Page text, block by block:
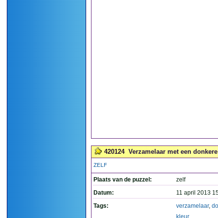
420124 Verzamelaar met een
ZELF
Plaats van de puzzel:
zelf
Datum:
11 april 2013
Tags:
verzamelaar,
kleur